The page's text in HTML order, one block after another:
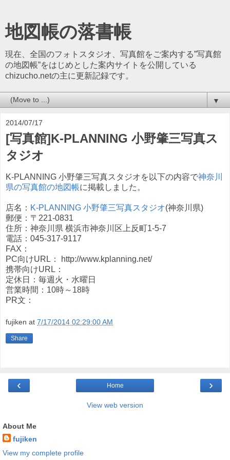
地図帳の落書帳
現在、全国のフォトスタジオ、写真館をご案内する”写真館
の地図帳”をはじめとした案内サイトを公開している
chizucho.netの主に更新記録です。
▼
2014/07/17
[写真館]K-PLANNING 小野肇三写真ス
タジオ
K-PLANNING 小野肇三写真スタジオを以下の内容で神奈川
県の写真館の地図帳に掲載しました。
店名： K-PLANNING 小野肇三写真スタジオ(神奈川県)
郵便：〒221-0831
住所：神奈川県 横浜市神奈川区上反町1-5-7
電話：045-317-9117
FAX：
PC向けURL： http://www.kplanning.net/
携帯向けURL：
定休日：毎週火・水曜日
営業時間：10時～18時
PR文：
fujiken at 7/17/2014 02:29:00 AM
Share
‹ ›
Home
View web version
About Me
fujiken
View my complete profile